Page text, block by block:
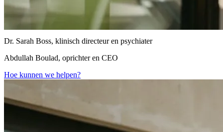
Dr. Sarah Boss, klinisch directeur en psychiater
Abdullah Boulad, oprichter en CEO
Hoe kunnen we helpen?